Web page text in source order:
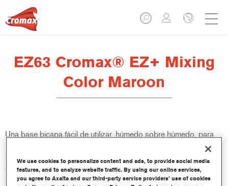
EZ63 Cromax® EZ+ Mixing
Color Maroon
Una base bicapa fácil de utilizar, húmedo sobre húmedo, para
un excelente rendimiento de color, versatilidad y valor. Buena
cubrición, fácil difuminado y excelente control del efecto hacen
que todas las reparaciones sean más fáciles y rápidas. También
ofrece acceso a una base de datos constantemente actualizada
We use cookies to personalize content and ads, to provide social media
features, and to analyze website traffic. By using our online services,
you agree to Axalta and our third-party service providers’ use of cookies